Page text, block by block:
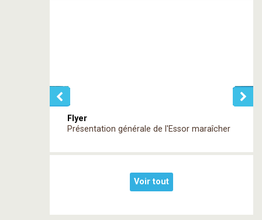
Flyer
Présentation générale de l'Essor maraîcher
Voir tout